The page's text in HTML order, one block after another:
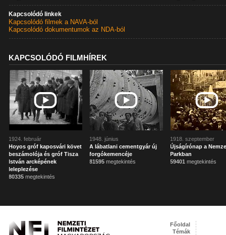
Kapcsolódó linkek
Kapcsolódó filmek a NAVA-ból
Kapcsolódó dokumentumok az NDA-ból
KAPCSOLÓDÓ FILMHÍREK
1924. február
Hoyos gróf kaposvári követ
beszámolója és gróf Tisza
István arcképének
leleplezése
80335 megtekintés
1948. június
A lábatlani cementgyár új
forgókemencéje
81595 megtekintés
1918. szeptember
Újságírónap a
Parkban
59401 megtekintés
Főoldal
Témák